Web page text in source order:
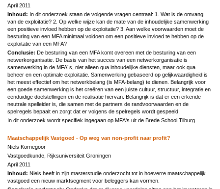
April 2011
Inhoud: In dit onderzoek staan de volgende vragen centraal: 1. Wat is de omvang
van de exploitatie? 2. Op welke wijze kan de mate van de inhoudelijke samenwerking
een positieve invloed hebben op de exploitatie? 3. Aan welke voorwaarden moet de
besturing van een MFA minimaal voldoen om een positieve invloed te hebben op de
exploitatie van een MFA?
Conclusie: De besturing van een MFA komt overeen met de besturing van een
netwerkorganisatie. De basis van het succes van een netwerkorganisatie is
samenwerking in de MFA´s, niet alleen qua inhoudelijke diensten, maar ook qua
beheer en een optimale exploitatie. Samenwerking gebaseerd op gelijkwaardigheid is
het meest effectief om het netwerkbelang (is MFA-belang) te dienen. Belangrijk voor
een goede samenwerking is het creëren van een juiste cultuur, structuur, integratie en
eenduidige doelstellingen en de realisatie hiervan. Belangrijk is dat er een erkende
neutrale spelleider is, die samen met de partners de randvoorwaarden en de
spelregels bepaalt en zorgt dat er volgens de spelregels wordt gespeeld.
In dit onderzoek wordt specifiek ingegaan op MFA's uit de Brede School Tilburg.
Maatschappelijk Vastgoed - Op weg van non-profit naar profit?
Niels Kornegoor
Vastgoedkunde, Rijksuniversiteit Groningen
April 2011
Inhoud: Niels heeft in zijn masterstudie onderzocht tot in hoeverre maatschappelijk
vastgoed een nieuw marktsegment voor beleggers kan vormen.